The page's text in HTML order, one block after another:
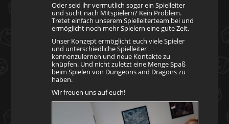
Oder seid ihr vermutlich sogar ein Spielleiter
und sucht nach Mitspielern? Kein Problem.
Tretet einfach unserem Spielleiterteam bei und
ermöglicht noch mehr Spielern eine gute Zeit.
Unser Konzept ermöglicht euch viele Spieler
und unterschiedliche Spielleiter
kennenzulernen und neue Kontakte zu
knüpfen. Und nicht zuletzt eine Menge Spaß
beim Spielen von Dungeons and Dragons zu
haben.
Wir freuen uns auf euch!